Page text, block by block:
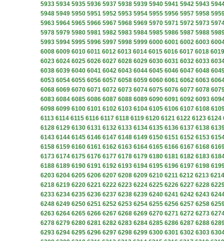
5933 5934 5935 5936 5937 5938 5939 5940 5941 5942 5943
5948 5949 5950 5951 5952 5953 5954 5955 5956 5957 5958
5963 5964 5965 5966 5967 5968 5969 5970 5971 5972 5973
5978 5979 5980 5981 5982 5983 5984 5985 5986 5987 5988
5993 5994 5995 5996 5997 5998 5999 6000 6001 6002 6003
6008 6009 6010 6011 6012 6013 6014 6015 6016 6017 6018 6019
6023 6024 6025 6026 6027 6028 6029 6030 6031 6032 6033
6038 6039 6040 6041 6042 6043 6044 6045 6046 6047 6048
6053 6054 6055 6056 6057 6058 6059 6060 6061 6062 6063
6068 6069 6070 6071 6072 6073 6074 6075 6076 6077 6078
6083 6084 6085 6086 6087 6088 6089 6090 6091 6092 6093
6098 6099 6100 6101 6102 6103 6104 6105 6106 6107 6108
6113 6114 6115 6116 6117 6118 6119 6120 6121 6122 6123 6124
6128 6129 6130 6131 6132 6133 6134 6135 6136 6137 6138
6143 6144 6145 6146 6147 6148 6149 6150 6151 6152 6153
6158 6159 6160 6161 6162 6163 6164 6165 6166 6167 6168
6173 6174 6175 6176 6177 6178 6179 6180 6181 6182 6183
6188 6189 6190 6191 6192 6193 6194 6195 6196 6197 6198
6203 6204 6205 6206 6207 6208 6209 6210 6211 6212 6213 6214
6218 6219 6220 6221 6222 6223 6224 6225 6226 6227 6228
6233 6234 6235 6236 6237 6238 6239 6240 6241 6242 6243
6248 6249 6250 6251 6252 6253 6254 6255 6256 6257 6258
6263 6264 6265 6266 6267 6268 6269 6270 6271 6272 6273
6278 6279 6280 6281 6282 6283 6284 6285 6286 6287 6288
6293 6294 6295 6296 6297 6298 6299 6300 6301 6302 6303